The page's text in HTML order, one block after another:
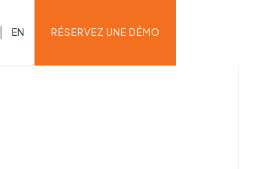
EN RÉSERVEZ UNE DÉMO